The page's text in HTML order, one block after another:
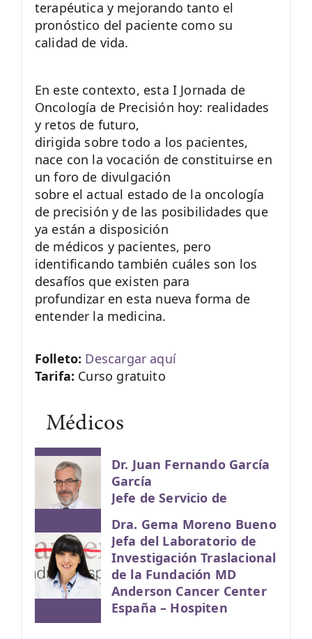
terapéutica y mejorando tanto el
pronóstico del paciente como su
calidad de vida.
En este contexto, esta I Jornada de
Oncología de Precisión hoy: realidades
y retos de futuro,
dirigida sobre todo a los pacientes,
nace con la vocación de constituirse en
un foro de divulgación
sobre el actual estado de la oncología
de precisión y de las posibilidades que
ya están a disposición
de médicos y pacientes, pero
identificando también cuáles son los
desafíos que existen para
profundizar en esta nueva forma de
entender la medicina.
Folleto: Descargar aquí
Tarifa: Curso gratuito
Médicos
Dr. Juan Fernando García
García
Jefe de Servicio de
Dra. Gema Moreno Bueno
Jefa del Laboratorio de
Investigación Traslacional
de la Fundación MD
Anderson Cancer Center
España – Hospiten